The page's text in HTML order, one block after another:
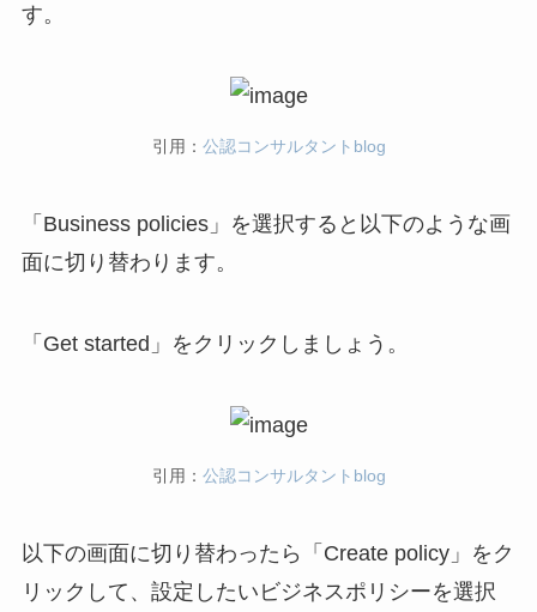
す。
引用： 公認コンサルタントblog
「Business policies」を選択すると以下のような画
面に切り替わります。
「Get started」をクリックしましょう。
引用： 公認コンサルタントblog
以下の画面に切り替わったら「Create policy」をク
リックして、設定したいビジネスポリシーを選択